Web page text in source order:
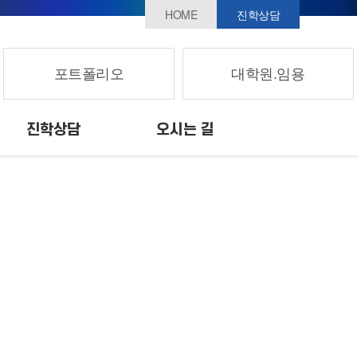
HOME 진학상담
진학상담 오시는 길
포트폴리오 대학원.임용